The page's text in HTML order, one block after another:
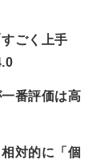
ごく上手
番評価は高
対的に「個